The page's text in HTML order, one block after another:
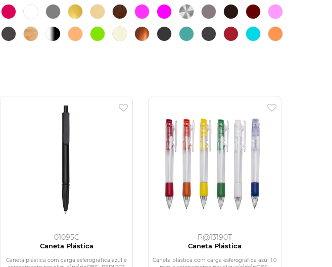
01095C
Caneta Plástica
Caneta plástica com carga esferográfica azul e
P@13190T
Caneta Plástica
Caneta plástica com carga esferográfica azul 1.0